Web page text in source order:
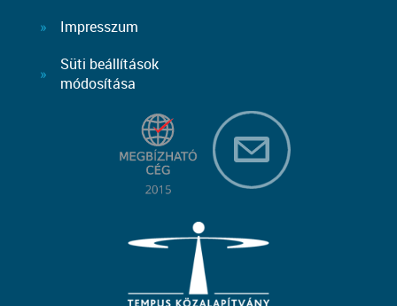
Impresszum
Süti beállítások
módosítása